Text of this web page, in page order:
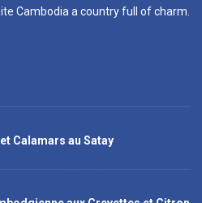
Cambodia a country full of charm.
Calamars au Satay